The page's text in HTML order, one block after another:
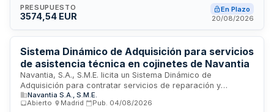
mantener una póliza de seguro de responsabilidad civil por
importe mínimo de cien mil euros durante toda la ejecución
aplicables.
PRESUPUESTO
3574,54 EUR
En Plazo
20/08/2026
Sistema Dinámico de Adquisición para servicios
de asistencia técnica en cojinetes de Navantia
Navantia, S.A., S.M.E. licita un Sistema Dinámico de
Adquisición para contratar servicios de reparación y
mantenimiento de maquinaria no eléctrica, especialmente
cojinetes. Las empresas interesadas deben cumplir
Navantia S.A., S.M.E.
Abierto
Madrid Pub. 04/08/2026